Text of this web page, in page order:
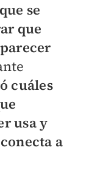
se
que
cuáles
usa y
a